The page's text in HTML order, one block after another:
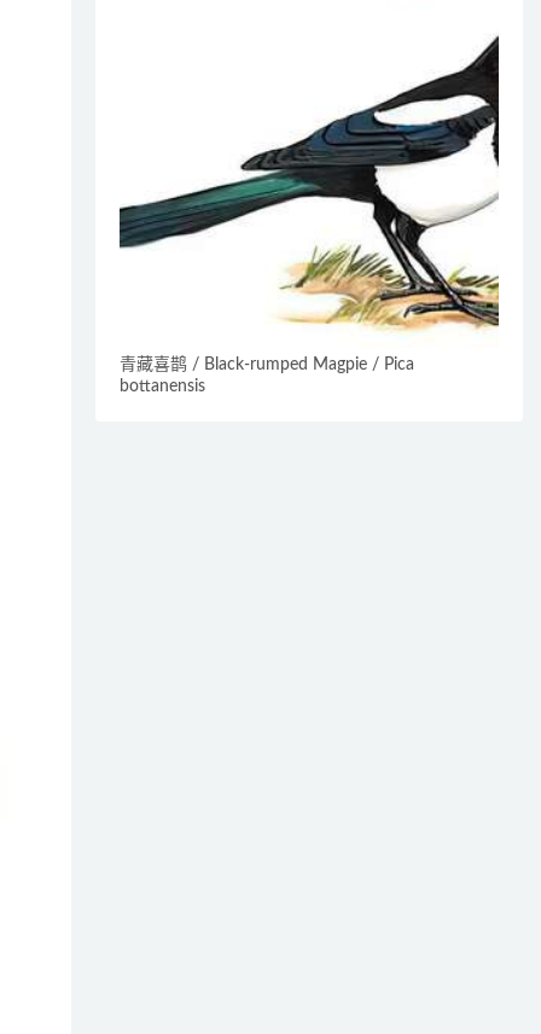
青藏喜鹊 / Black-rumped Magpie / Pica
bottanensis